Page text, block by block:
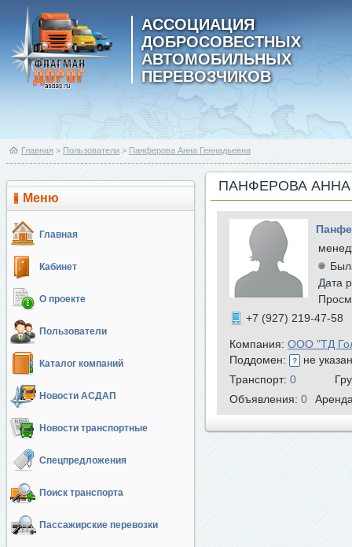
АССОЦИАЦИЯ
ДОБРОСОВЕСТНЫХ
АВТОМОБИЛЬНЫХ
ПЕРЕВОЗЧИКОВ
Главная > Пользователи > Панферова Анна Геннадьевна
Меню
Главная
Кабинет
О проекте
Пользователи
Каталог компаний
Новости АСДАП
Новости транспортные
Спецпредложения
Поиск транспорта
Пассажирские перевозки
ПАНФЕРОВА
Дата
+7 (927) 219-47-58
Компания: ООО "ТД
Поддомен:
не
Транспорт: 0
Объявления: 0